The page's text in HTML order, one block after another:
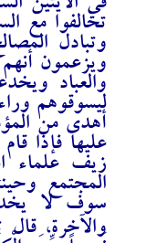
في الآيتين
تحالفوا مع
وتبادل
ويزعمون
والعباد
ليسوقوهم
أهدى من
عليها فإذا
زيف علماء
المجتمع
سوف لا
والآخرة،